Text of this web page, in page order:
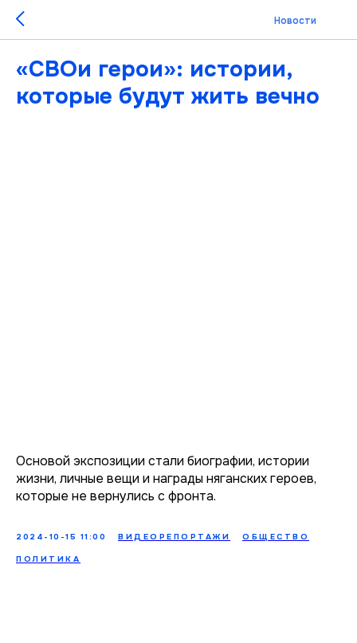
Новости
«СВОи герои»: истории,
которые будут жить вечно
Основой экспозиции стали биографии, истории
жизни, личные вещи и награды няганских героев,
которые не вернулись с фронта.
2024-10-15 11:00 ВИДЕОРЕПОРТАЖИ ОБЩЕСТВО
ПОЛИТИКА